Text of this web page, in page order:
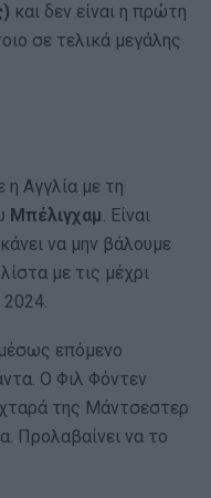
και δεν είναι η πρώτη
σε τελικά μεγάλης
Αγγλία με τη
Μπέλιγχαμ. Είναι
να μην βάλουμε
με τις μέχρι
2024.
επόμενο
Ο Φιλ Φόντεν
της Μάντσεστερ
Προλαβαίνει να το